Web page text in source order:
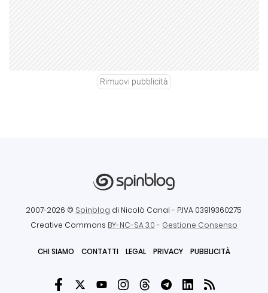
Rimuovi pubblicità
2007-2026 © Spinblog di Nicolò Canal - P.IVA 03919360275
Creative Commons BY-NC-SA 3.0- Gestione Consenso
CHI SIAMO CONTATTI LEGAL PRIVACY PUBBLICITÀ